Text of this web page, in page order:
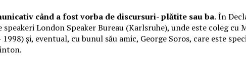
când a fost vorba de discursuri- plătite sau ba.În
London Speaker Bureau (Karlsruhe), unde este coleg cu
și, eventual, cu bunul său amic, George Soros, care este